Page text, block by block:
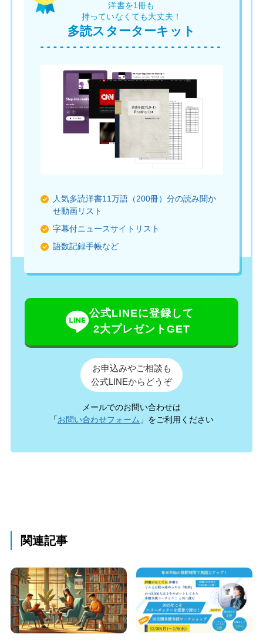
洋書を1冊も
持っていなくても大丈夫！
多読スターターキット
人気多読洋書11万語（200冊）分の読み聞か
せ動画リスト
字幕付ニュースサイトリスト
語数記録手帳など
公式LINEに登録して
2大プレゼントGET
お申込みやご相談も
公式LINEからどうぞ
メールでのお問い合わせは
「お問い合わせフォーム 」をご利用ください
関連記事